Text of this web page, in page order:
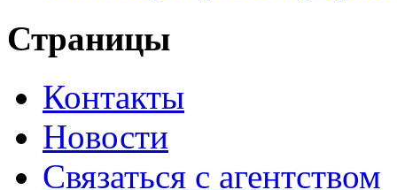
Страницы
Контакты
Новости
Связаться с агентством